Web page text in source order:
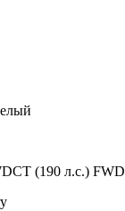
(190 л.с.) FWD